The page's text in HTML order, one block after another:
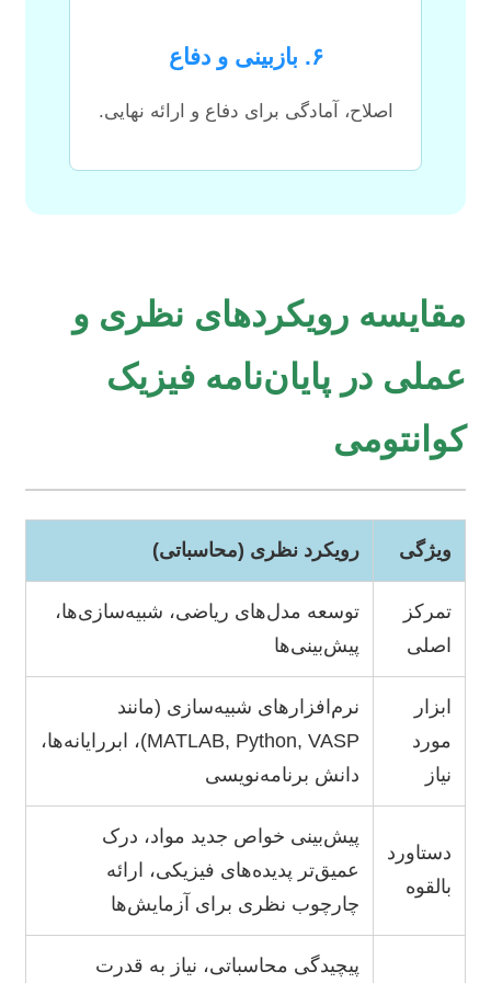
۶. بازبینی و دفاع
اصلاح، آمادگی برای دفاع و ارائه نهایی.
مقایسه رویکردهای نظری و
عملی در پایان‌نامه فیزیک
کوانتومی
ویژگی رویکرد نظری (محاسباتی)
تمرکز
اصلی
توسعه مدل‌های ریاضی، شبیه‌سازی‌ها،
پیش‌بینی‌ها
ابزار
مورد
نیاز
نرم‌افزارهای شبیه‌سازی (مانند
MATLAB, Python, VASP)، ابررایانه‌ها،
دانش برنامه‌نویسی
دستاورد
بالقوه
پیش‌بینی خواص جدید مواد، درک
عمیق‌تر پدیده‌های فیزیکی، ارائه
چارچوب نظری برای آزمایش‌ها
پیچیدگی محاسباتی، نیاز به قدرت